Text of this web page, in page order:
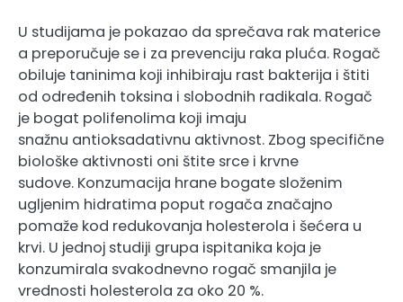
U studijama je pokazao da sprečava rak materice
a preporučuje se i za prevenciju raka pluća. Rogač
obiluje taninima koji inhibiraju rast bakterija i štiti
od određenih toksina i slobodnih radikala. Rogač
je bogat polifenolima koji imaju
snažnu antioksadativnu aktivnost. Zbog specifične
biološke aktivnosti oni štite srce i krvne
sudove. Konzumacija hrane bogate složenim
ugljenim hidratima poput rogača značajno
pomaže kod redukovanja holesterola i šećera u
krvi. U jednoj studiji grupa ispitanika koja je
konzumirala svakodnevno rogač smanjila je
vrednosti holesterola za oko 20 %.